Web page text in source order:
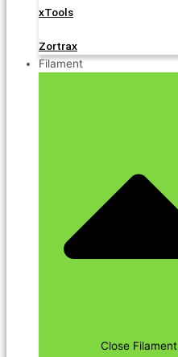
xTools
Zortrax
Filament
Close Filament